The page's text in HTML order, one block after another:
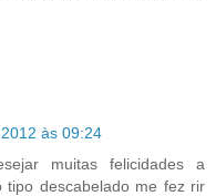
às 09:24
muitas felicidades a
descabelado me fez rir